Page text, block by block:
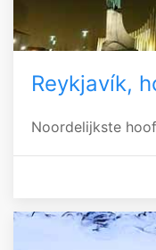
Reykjavík,
Noordelijkste